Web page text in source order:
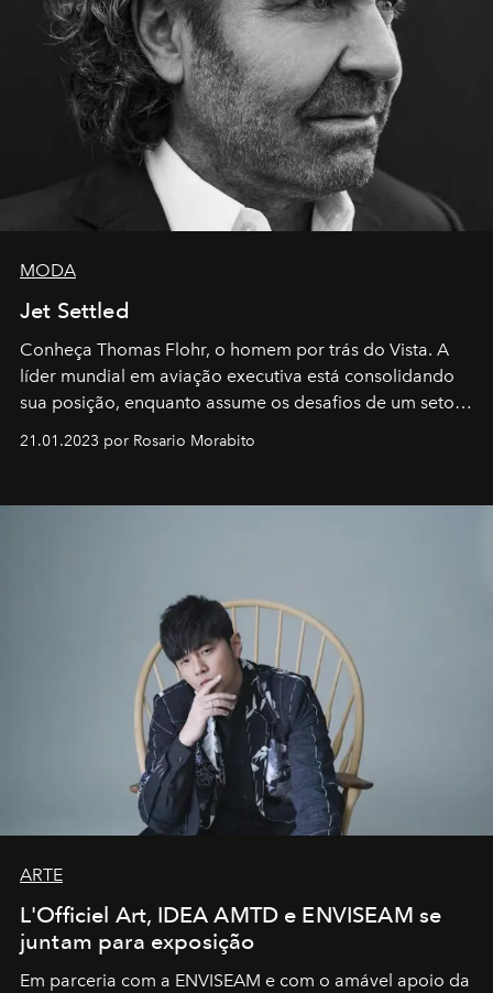
MODA
Jet Settled
Conheça Thomas Flohr, o homem por trás do Vista. A
líder mundial em aviação executiva está consolidando
sua posição, enquanto assume os desafios de um setor
em rápida evolução e redefinindo o conceito de luxo
21.01.2023 por Rosario Morabito
ARTE
L'Officiel Art, IDEA AMTD e ENVISEAM se
juntam para exposição
Em parceria com a ENVISEAM e com o amável apoio da